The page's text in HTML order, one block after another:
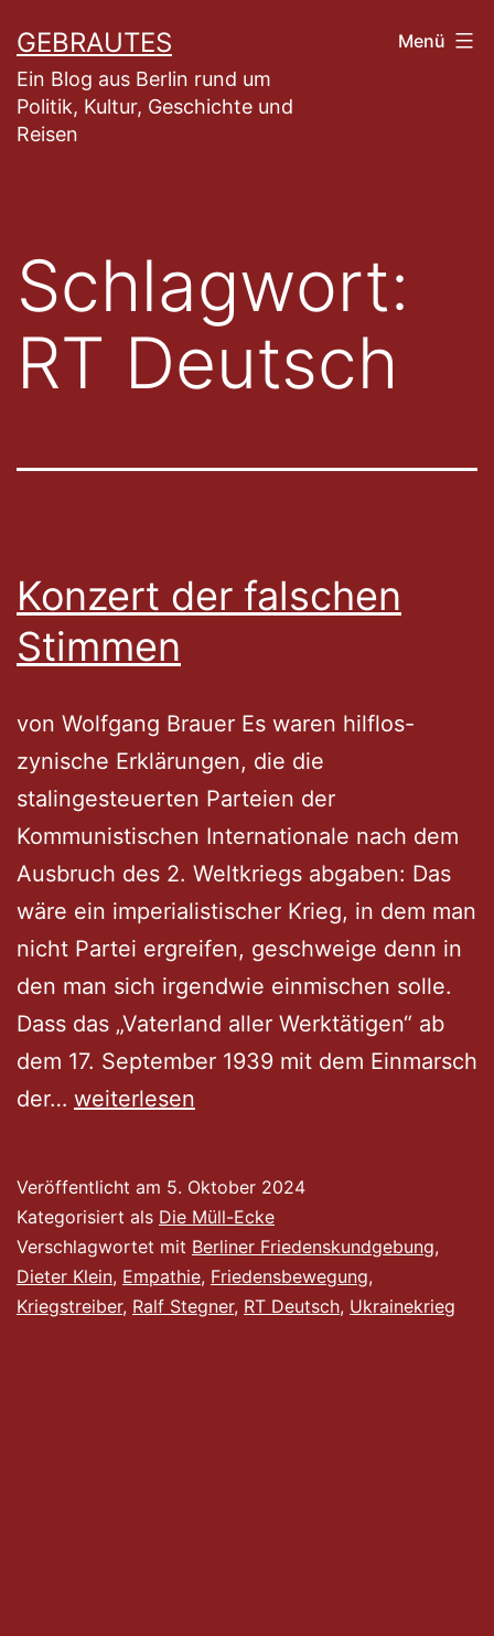
Inhalt
springen
GEBRAUTES
Ein Blog aus Berlin rund um
Politik, Kultur, Geschichte und
Reisen
Menü
Schlagwort:
RT Deutsch
Konzert der falschen
Stimmen
von Wolfgang Brauer Es waren hilflos-
zynische Erklärungen, die die
stalingesteuerten Parteien der
Kommunistischen Internationale nach dem
Ausbruch des 2. Weltkriegs abgaben: Das
wäre ein imperialistischer Krieg, in dem man
nicht Partei ergreifen, geschweige denn in
den man sich irgendwie einmischen solle.
Dass das „Vaterland aller Werktätigen“ ab
dem 17. September 1939 mit dem Einmarsch
der… Konzert
Stimmen
weiterlesen
Veröffentlicht am 5. Oktober 2024
Kategorisiert als Die Müll-Ecke
Verschlagwortet mit Berliner Friedenskundgebung,
Dieter Klein, Empathie, Friedensbewegung,
Kriegstreiber, Ralf Stegner, RT Deutsch, Ukrainekrieg